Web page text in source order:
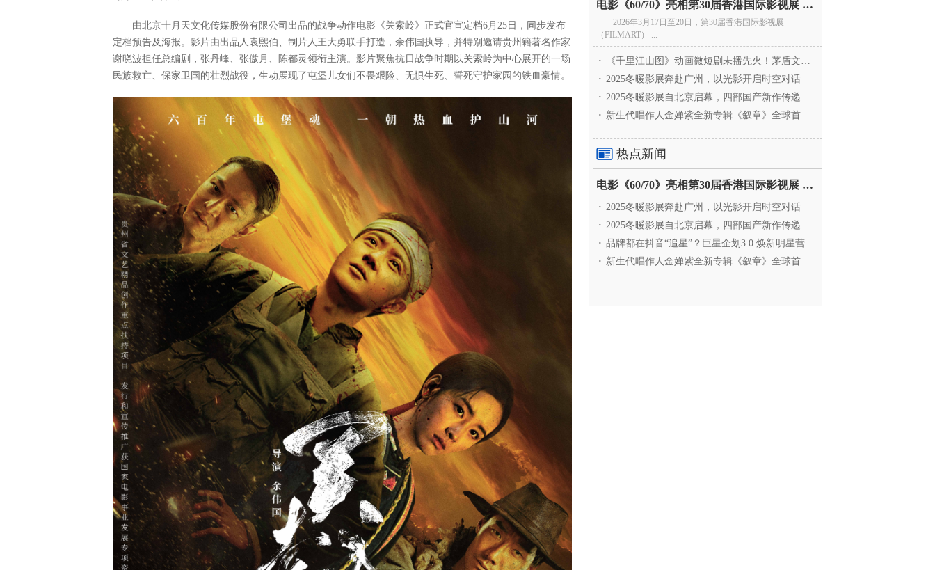
由北京十月天文化传媒股份有限公司出品的战争动作电影《关索岭》正式官宣定档6月25日，同步发布
定档预告及海报。影片由出品人袁熙伯、制片人王大勇联手打造，余伟国执导，并特别邀请贵州籍著名作家
谢晓波担任总编剧，张丹峰、张傲月、陈都灵领衔主演。影片聚焦抗日战争时期以关索岭为中心展开的一场
民族救亡、保家卫国的壮烈战役，生动展现了屯堡儿女们不畏艰险、无惧生死、誓死守护家园的铁血豪情。
电影《60/70》亮相第30届香港国际影视展 冲刺戛纳备
2026年3月17日至20日，第30届香港国际影视展
（FILMART） ...
·
《千里江山图》动画微短剧未播先火！茅盾文学奖IP首
· 2025冬暖影展奔赴广州，以光影开启时空对话
· 2025冬暖影展自北京启幕，四部国产新作传递银幕温情
· 新生代唱作人金婵紫全新专辑《叙章》全球首发，颠覆
热点新闻
电影《60/70》亮相第30届香港国际影视展 冲刺戛纳备
· 2025冬暖影展奔赴广州，以光影开启时空对话
· 2025冬暖影展自北京启幕，四部国产新作传递银幕温情
· 品牌都在抖音“追星”？巨星企划3.0 焕新明星营销，让
· 新生代唱作人金婵紫全新专辑《叙章》全球首发，颠覆